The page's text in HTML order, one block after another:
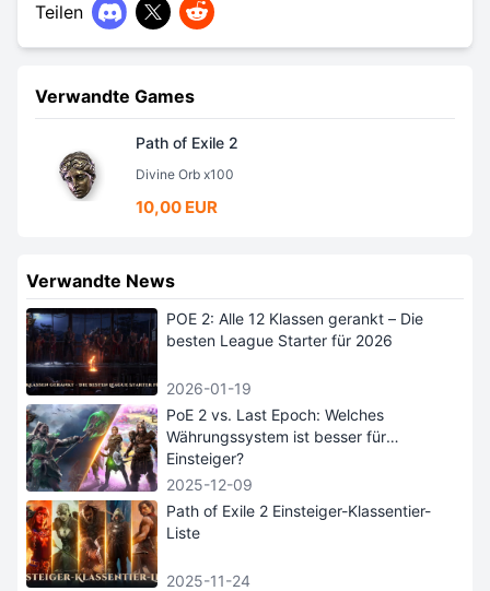
Teilen
Verwandte Games
Path of Exile 2
Divine Orb x100
10,00 EUR
Verwandte News
POE 2: Alle 12 Klassen gerankt – Die
besten League Starter für 2026
2026-01-19
PoE 2 vs. Last Epoch: Welches
Währungssystem ist besser für
Einsteiger?
2025-12-09
Path of Exile 2 Einsteiger-Klassentier-
Liste
2025-11-24